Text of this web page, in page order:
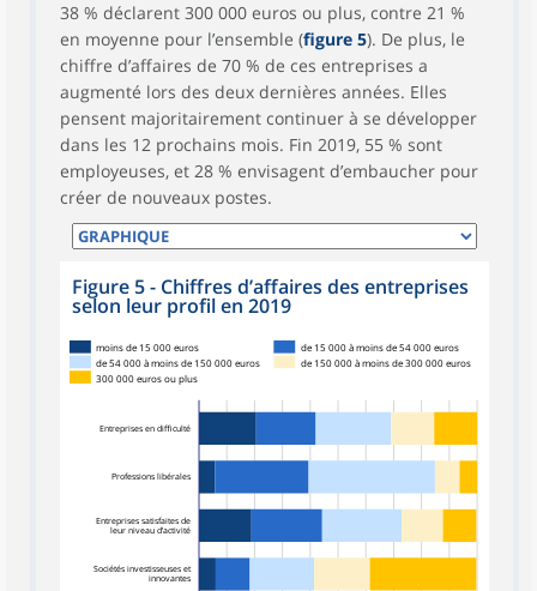
38 % déclarent 300 000 euros ou plus, contre 21 %
en moyenne pour l’ensemble (figure 5). De plus, le
chiffre d’affaires de 70 % de ces entreprises a
augmenté lors des deux dernières années. Elles
pensent majoritairement continuer à se développer
dans les 12 prochains mois. Fin 2019, 55 % sont
employeuses, et 28 % envisagent d’embaucher pour
créer de nouveaux postes.
Figure 5 - Chiffres d’affaires des entreprises
selon leur profil en 2019
Entreprises en difficulté
Professions libérales
Entreprises satisfaites de
leur niveau d’activité
Sociétés investisseuses et
innovantes
moins de 15 000 euros de 15 000 à moins de 54 000 euros
de 54 000 à moins de 150 000 euros
de 150 000 à moins de 300 000 euros
300 000 euros ou plus